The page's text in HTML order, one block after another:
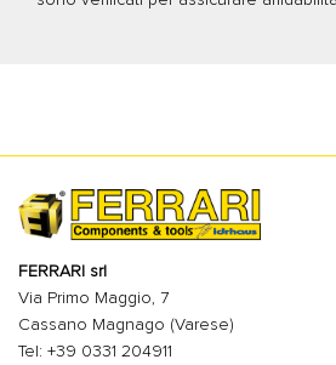
FERRARI srl
Via Primo Maggio, 7
Cassano Magnago (Varese)
Tel: +39 0331 204911